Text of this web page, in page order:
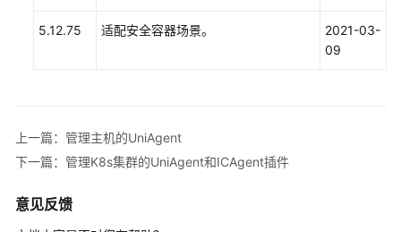
5.12.75 适配安全容器场景。
2021-03-
09
上一篇：管理主机的UniAgent
下一篇：管理K8s集群的UniAgent和ICAgent插件
意见反馈